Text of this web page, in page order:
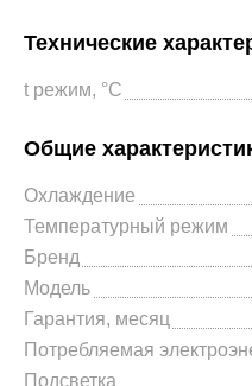
Технические
t режим, °С
Общие
Охлаждение
Температурный режим
Бренд
Модель
Гарантия, месяц
Потребляемая
Подсветка